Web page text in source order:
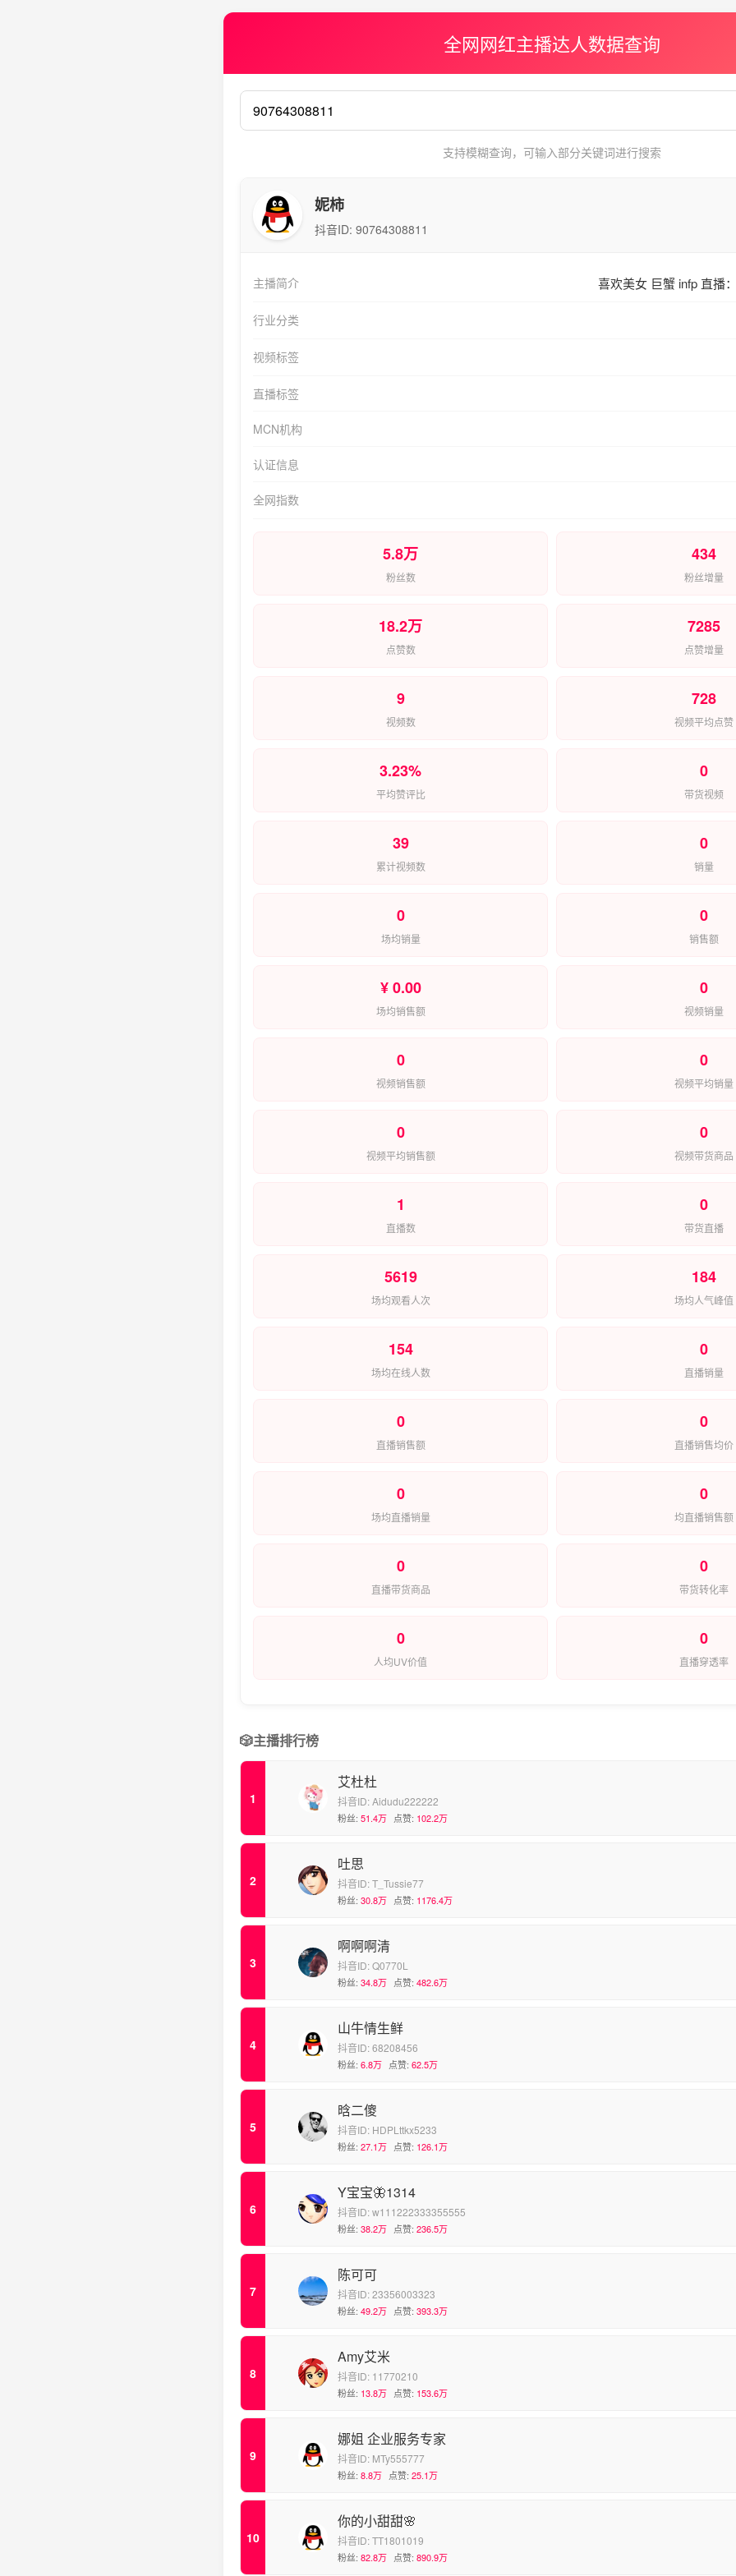
全网网红主播达人数据查询
支持模糊查询，可输入部分关键词进行搜索
妮柿
抖音ID: 90764308811
主播简介 喜欢美女 巨蟹 infp 直播
行业分类
视频标签
直播标签
MCN机构
认证信息
全网指数
5.8万
粉丝数
434
粉丝增量
18.2万
点赞数
7285
点赞增量
9
视频数
728
视频平均点赞
3.23%
平均赞评比
0
带货视频
39
累计视频数
0
销量
0
场均销量
0
销售额
¥ 0.00
场均销售额
0
视频销量
0
视频销售额
0
视频平均销量
0
视频平均销售额
0
视频带货商品
1
直播数
0
带货直播
5619
场均观看人次
184
场均人气峰值
154
场均在线人数
0
直播销量
0
直播销售额
0
直播销售均价
0
场均直播销量
0
均直播销售额
0
直播带货商品
0
带货转化率
0
人均UV价值
0
直播穿透率
🎲主播排行榜
艾杜杜
抖音ID:Aidudu222222
粉丝: 51.4万 点赞: 102.2万
吐思
抖音ID:T_Tussie77
粉丝: 30.8万 点赞: 1176.4万
啊啊啊清
抖音ID:Q0770L
粉丝: 34.8万 点赞: 482.6万
山牛情生鲜
抖音ID:68208456
粉丝: 6.8万 点赞: 62.5万
晗二傻
抖音ID: HDPLttkx5233
粉丝: 27.1万 点赞: 126.1万
Y宝宝🦋1314
抖音ID:w111222333355555
粉丝: 38.2万 点赞: 236.5万
陈可可
抖音ID:23356003323
粉丝: 49.2万 点赞: 393.3万
Amy艾米
抖音ID: 11770210
粉丝: 13.8万 点赞: 153.6万
娜姐 企业服务专家
抖音ID: MTy555777
粉丝: 8.8万 点赞: 25.1万
你的小甜甜🌸
抖音ID:TT1801019
粉丝: 82.8万 点赞: 890.9万